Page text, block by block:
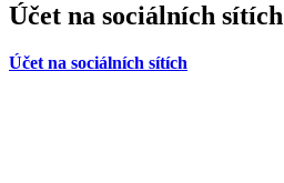
Účet na sociálních sítích
Účet na sociálních sítích